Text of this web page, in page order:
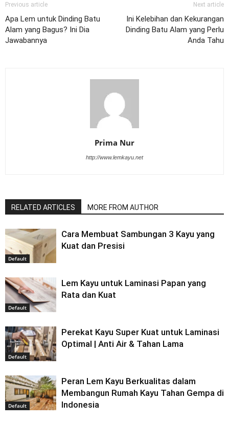
Previous article
Apa Lem untuk Dinding Batu
Alam yang Bagus? Ini Dia
Jawabannya
Next article
Ini Kelebihan dan Kekurangan
Dinding Batu Alam yang Perlu
Anda Tahu
Prima Nur
http://www.lemkayu.net
RELATED ARTICLES MORE FROM AUTHOR
Default
Cara Membuat Sambungan 3 Kayu yang
Kuat dan Presisi
Default
Lem Kayu untuk Laminasi Papan yang
Rata dan Kuat
Default
Perekat Kayu Super Kuat untuk Laminasi
Optimal | Anti Air & Tahan Lama
Default
Peran Lem Kayu Berkualitas dalam
Membangun Rumah Kayu Tahan Gempa di
Indonesia